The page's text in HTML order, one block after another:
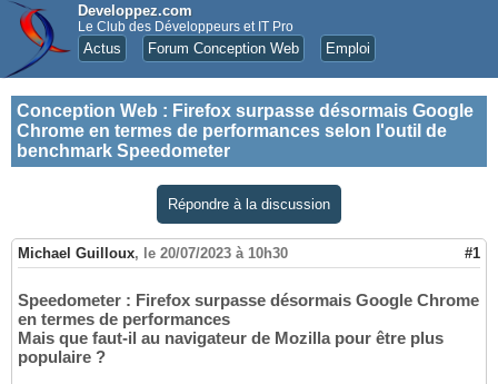
Developpez.com
Le Club des Développeurs et IT Pro
Actus Forum Conception Web Emploi
Conception Web : Firefox surpasse désormais Google
Chrome en termes de performances selon l'outil de
benchmark Speedometer
Répondre à la discussion
Michael Guilloux, le 20/07/2023 à 10h30 #1
Speedometer : Firefox surpasse désormais Google Chrome
en termes de performances
Mais que faut-il au navigateur de Mozilla pour être plus
populaire ?